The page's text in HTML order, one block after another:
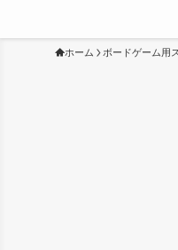
ホーム ボードゲーム用